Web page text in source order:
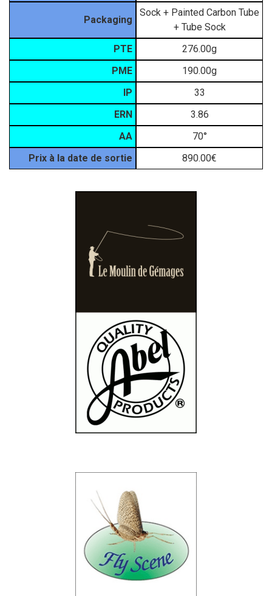
Packaging
Sock + Painted Carbon Tube
+ Tube Sock
PTE
276.00g
PME
190.00g
IP
33
ERN
3.86
AA
70°
Prix à la date de sortie
890.00€